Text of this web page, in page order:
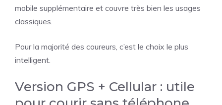
mobile supplémentaire et couvre très bien les usages
classiques.
Pour la majorité des coureurs, c’est le choix le plus
intelligent.
Version GPS + Cellular : utile